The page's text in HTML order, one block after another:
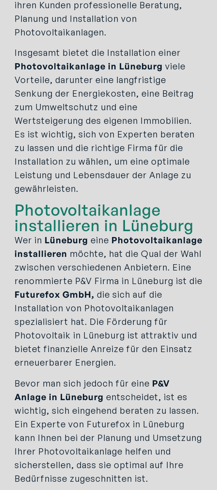
ihren Kunden professionelle Beratung,
Planung und Installation von
Photovoltaikanlagen.
Insgesamt bietet die Installation einer
Photovoltaikanlage in Lüneburg viele
Vorteile, darunter eine langfristige
Senkung der Energiekosten, eine Beitrag
zum Umweltschutz und eine
Wertsteigerung des eigenen Immobilien.
Es ist wichtig, sich von Experten beraten
zu lassen und die richtige Firma für die
Installation zu wählen, um eine optimale
Leistung und Lebensdauer der Anlage zu
gewährleisten.
Photovoltaikanlage
installieren in Lüneburg
Wer in Lüneburg eine Photovoltaikanlage
installieren möchte, hat die Qual der Wahl
zwischen verschiedenen Anbietern. Eine
renommierte P&V Firma in Lüneburg ist die
Futurefox GmbH, die sich auf die
Installation von Photovoltaikanlagen
spezialisiert hat. Die Förderung für
Photovoltaik in Lüneburg ist attraktiv und
bietet finanzielle Anreize für den Einsatz
erneuerbarer Energien.
Bevor man sich jedoch für eine P&V
Anlage in Lüneburg entscheidet, ist es
wichtig, sich eingehend beraten zu lassen.
Ein Experte von Futurefox in Lüneburg
kann Ihnen bei der Planung und Umsetzung
Ihrer Photovoltaikanlage helfen und
sicherstellen, dass sie optimal auf Ihre
Bedürfnisse zugeschnitten ist.